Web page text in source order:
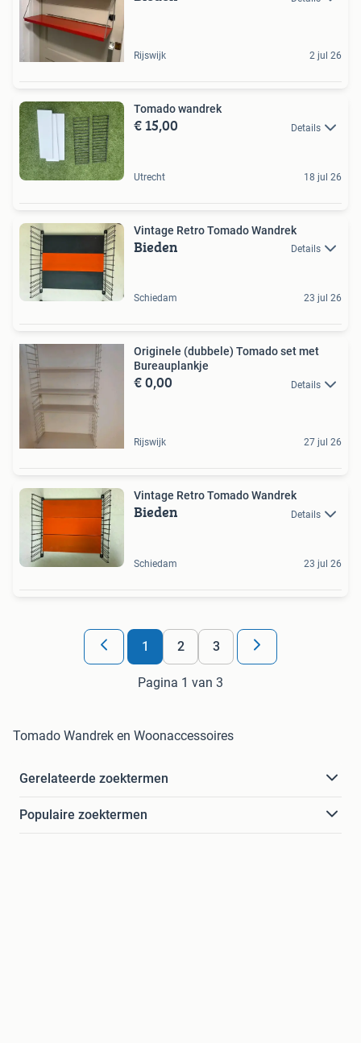
Rijswijk 2 jul 26
Tomado wandrek
€ 15,00 Details
Utrecht 18 jul 26
Vintage Retro Tomado Wandrek
Bieden Details
Schiedam 23 jul 26
Originele (dubbele) Tomado set met
Bureauplankje
€ 0,00 Details
Rijswijk 27 jul 26
Vintage Retro Tomado Wandrek
Bieden Details
Schiedam 23 jul 26
1 2 3
Pagina 1 van 3
Tomado Wandrek en Woonaccessoires
Gerelateerde zoektermen
Populaire zoektermen